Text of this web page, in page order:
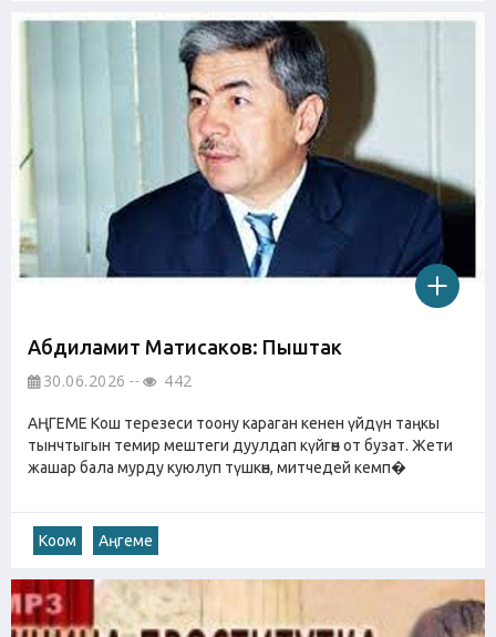
Абдиламит Матисаков: Пыштак
30.06.2026 442
АҢГЕМЕ Кош терезеси тоону караган кенен үйдүн таңкы
тынчтыгын темир мештеги дуулдап күйгөн от бузат. Жети
жашар бала мурду куюлуп түшкөн, митчедей кемп�
Коом Аңгеме